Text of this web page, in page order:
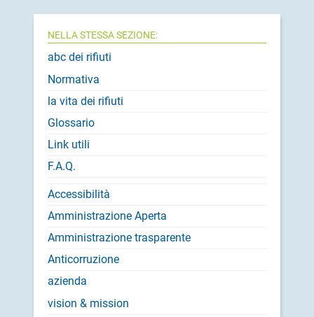
NELLA STESSA SEZIONE:
abc dei rifiuti
Normativa
la vita dei rifiuti
Glossario
Link utili
F.A.Q.
Accessibilità
Amministrazione Aperta
Amministrazione trasparente
Anticorruzione
azienda
vision & mission